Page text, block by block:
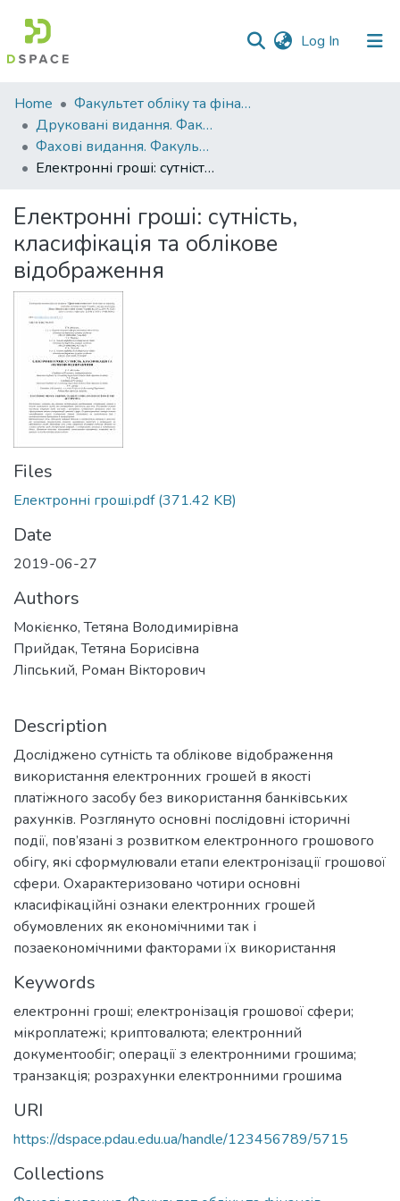
Log In (current)
Communities
&
Collections
All of DSpace
Statistics
Home
Факультет обліку та фінансів
Друковані видання. Факультет обліку та фінансів
Фахові видання. Факультет обліку та фінансів
Електронні гроші: сутність, класифікація та облікове відображення
Електронні гроші: сутність,
класифікація та облікове
відображення
Files
Електронні гроші.pdf(371.42 KB)
Date
2019-06-27
Authors
Мокієнко, Тетяна Володимирівна
Прийдак, Тетяна Борисівна
Ліпський, Роман Вікторович
Description
Досліджено сутність та облікове відображення
використання електронних грошей в якості
платіжного засобу без використання банківських
рахунків. Розглянуто основні послідовні історичні
події, пов’язані з розвитком електронного грошового
обігу, які сформулювали етапи електронізації грошової
сфери. Охарактеризовано чотири основні
класифікаційні ознаки електронних грошей
обумовлених як економічними так і
позаекономічними факторами їх використання
Keywords
електронні гроші; електронізація грошової сфери;
мікроплатежі; криптовалюта; електронний
документообіг; операції з електронними грошима;
транзакція; розрахунки електронними грошима
URI
https://dspace.pdau.edu.ua/handle/123456789/5715
Collections